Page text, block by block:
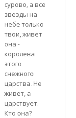
сурово, а все
звезды на
небе только
твои, живет
она -
королева
этого
снежного
царства. Не
живет, а
царствует.
Кто она?